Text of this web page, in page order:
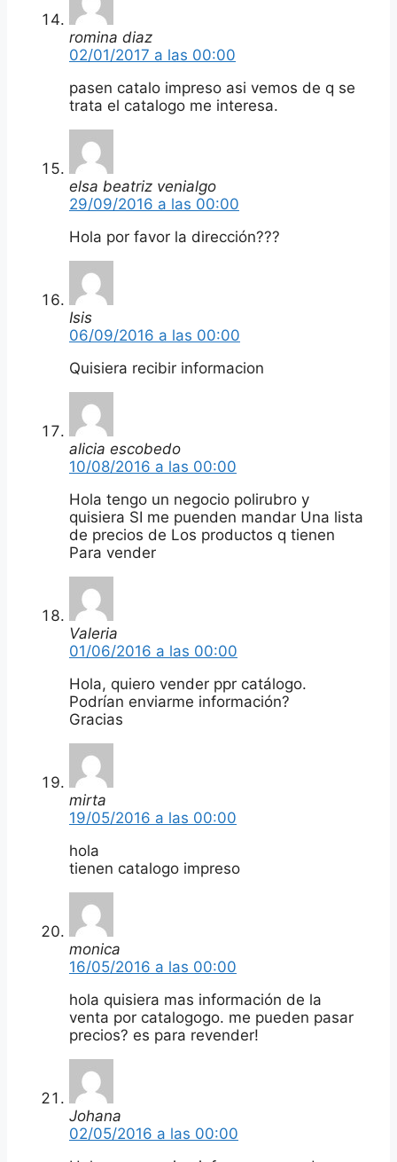
romina diaz
02/01/2017 a las 00:00
pasen catalo impreso asi vemos de q se
trata el catalogo me interesa.
elsa beatriz venialgo
29/09/2016 a las 00:00
Hola por favor la dirección???
Isis
06/09/2016 a las 00:00
Quisiera recibir informacion
alicia escobedo
10/08/2016 a las 00:00
Hola tengo un negocio polirubro y
quisiera SI me puenden mandar Una lista
de precios de Los productos q tienen
Para vender
Valeria
01/06/2016 a las 00:00
Hola, quiero vender ppr catálogo.
Podrían enviarme información?
Gracias
mirta
19/05/2016 a las 00:00
hola
tienen catalogo impreso
monica
16/05/2016 a las 00:00
hola quisiera mas información de la
venta por catalogogo. me pueden pasar
precios? es para revender!
Johana
02/05/2016 a las 00:00